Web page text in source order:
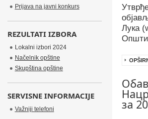
Лука
за
Prijava na javni konkurs
REZULTATI IZBORA
Lokalni izbori 2024
Načelnik opštine
Skupština opštine
SERVISNE INFORMACIJE
Važniji telefoni